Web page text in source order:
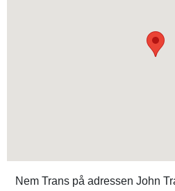
Nem Trans på adressen John